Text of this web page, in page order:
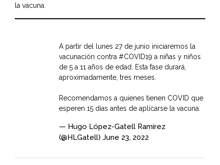
la vacuna.
A partir del lunes 27 de junio iniciaremos la
vacunación contra #COVID19 a niñas y niños
de 5 a 11 años de edad. Esta fase durará,
aproximadamente, tres meses.
Recomendamos a quienes tienen COVID que
esperen 15 días antes de aplicarse la vacuna.
— Hugo López-Gatell Ramírez
(@HLGatell) June 23, 2022